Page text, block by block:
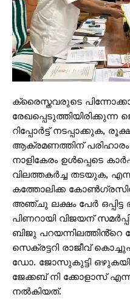
ക്രൈസ്തവരുടെ
രേഖപ്പെടുത്തിയിരിക്കുന്ന
റിപ്പോർട്ട് നടപ്പാക്കുക,
ആക്രമണത്തിന്
നാളികേരം ഉൾപ്പെടെ
വിലത്തകർച്ച തടയുക,
കത്തോലിക്ക
അഞ്ചു ലക്ഷം പേർ ഒപ്പിട്ട
പിണറായി വിജയന്
ബിജു
സെക്രട്ടറി രാജീവ്
ഡോ. ജോസുകുട്ടി
ജേക്കബ് നി ക്കോളാസ്
നൽകിയത്.